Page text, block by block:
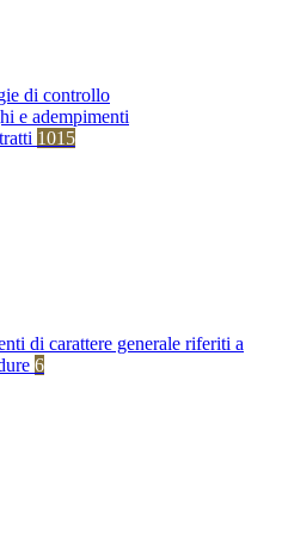
di controllo
e adempimenti
1015
di carattere generale riferiti a
6